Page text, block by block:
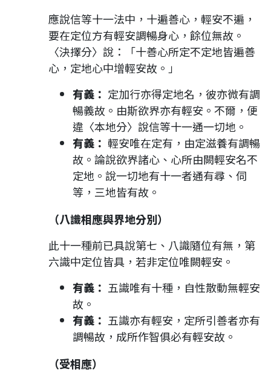
應說信等十一法中，十遍善心，輕安不遍，
要在定位方有輕安調暢身心，餘位無故。
〈決擇分〉說：「十善心所定不定地皆遍善
心，定地心中增輕安故。」
有義： 定加行亦得定地名，彼亦微有調
暢義故。由斯欲界亦有輕安。不爾，便
違〈本地分〉說信等十一通一切地。
有義： 輕安唯在定有，由定滋養有調暢
故。論說欲界諸心、心所由闕輕安名不
定地。說一切地有十一者通有尋、伺
等，三地皆有故。
（八識相應與界地分別）
此十一種前已具說第七、八識隨位有無，第
六識中定位皆具，若非定位唯闕輕安。
有義： 五識唯有十種，自性散動無輕安
故。
有義： 五識亦有輕安，定所引善者亦有
調暢故，成所作智俱必有輕安故。
（受相應）